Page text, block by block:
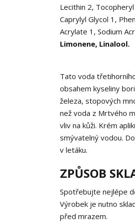
Lecithin 2,
Caprylyl Glycol 1 ,
Acrylate 1 , Sodium
Limonene, Linalool.
Tato voda
obsahem kyseliny
železa, stopových
než voda z Mrtvého
vliv na kůži. Krém
smývatelný vodou.
v letáku.
ZPŮSOB
Spotřebujte nejlépe
Výrobek je nutno
před mrazem.